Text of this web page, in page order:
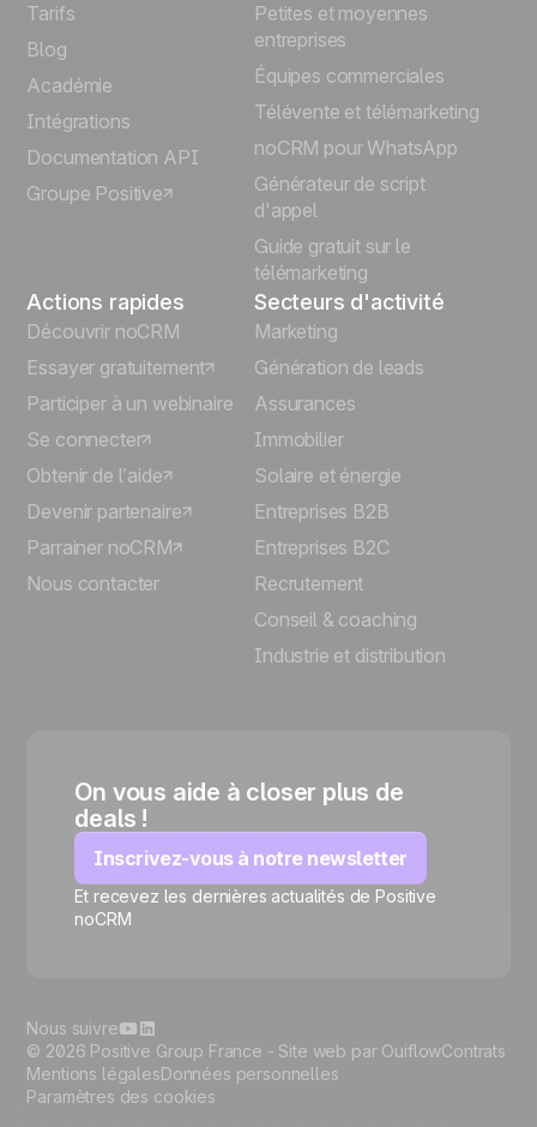
Português
Italiano
Deutsch
Tarifs
Blog
Académie
Intégrations
Documentation API
Groupe Positive
Petites et moyennes
entreprises
Équipes commerciales
Télévente et télémarketing
noCRM pour WhatsApp
Générateur de script
d'appel
Guide gratuit sur le
télémarketing
Actions rapides
Découvrir noCRM
Essayer gratuitement
Participer à un webinaire
Se connecter
Obtenir de l’aide
Devenir partenaire
Parrainer noCRM
Nous contacter
Secteurs d'activité
Marketing
Génération de leads
Assurances
Immobilier
Solaire et énergie
Entreprises B2B
Entreprises B2C
Recrutement
Conseil & coaching
Industrie et distribution
On vous aide à closer plus de
deals !
Inscrivez-vous à notre newsletter
Et recevez les dernières actualités de Positive
noCRM
© 2026 Positive Group France - Site web par OuiflowContrats
Mentions légalesDonnées personnelles
Paramètres des cookies
Nous suivre